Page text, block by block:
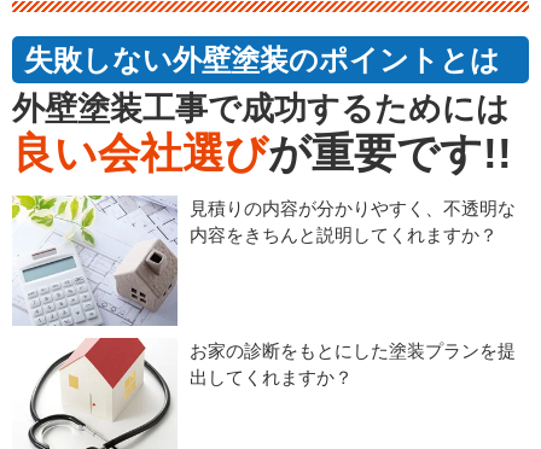
失敗しない外壁塗装のポイントとは
外壁塗装工事で成功するためには
良い会社選びが重要です!!
見積りの内容が分かりやすく、不透明な
内容をきちんと説明してくれますか？
お家の診断をもとにした塗装プランを提
出してくれますか？